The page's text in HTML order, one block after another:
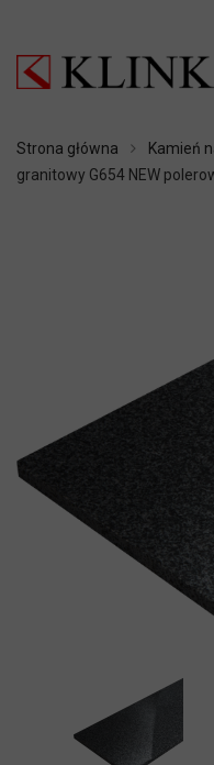
Strona główna Kamień
granitowy G654 NEW